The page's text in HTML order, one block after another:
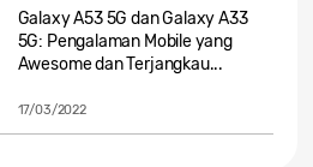
Galaxy A53 5G dan Galaxy A33
5G: Pengalaman Mobile yang
Awesome dan Terjangkau...
17/03/2022